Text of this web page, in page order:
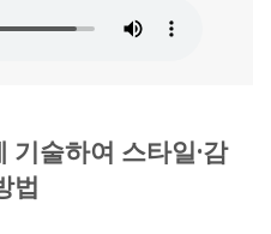
기술하여 스타일·감
법